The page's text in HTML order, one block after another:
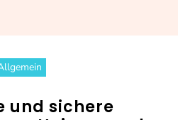
und sichere